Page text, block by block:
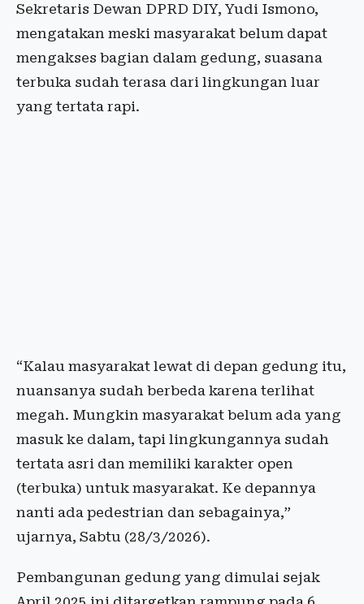
Sekretaris Dewan DPRD DIY, Yudi Ismono,
mengatakan meski masyarakat belum dapat
mengakses bagian dalam gedung, suasana
terbuka sudah terasa dari lingkungan luar
yang tertata rapi.
“Kalau masyarakat lewat di depan gedung itu,
nuansanya sudah berbeda karena terlihat
megah. Mungkin masyarakat belum ada yang
masuk ke dalam, tapi lingkungannya sudah
tertata asri dan memiliki karakter open
(terbuka) untuk masyarakat. Ke depannya
nanti ada pedestrian dan sebagainya,”
ujarnya, Sabtu (28/3/2026).
Pembangunan gedung yang dimulai sejak